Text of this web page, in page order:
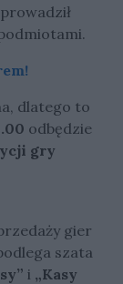
dlatego to
odbędzie
gry
gier
szata
i „Kasy